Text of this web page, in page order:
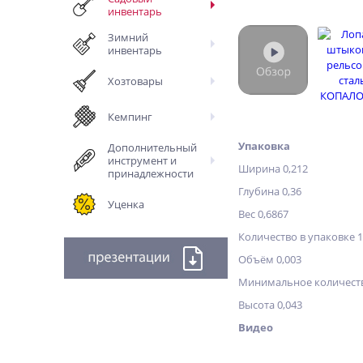
инвентарь
Зимний
инвентарь
Хозтовары
Кемпинг
Дополнительный
инструмент и
принадлежности
Уценка
Упаковка
Ширина 0,212
Глубина 0,36
Вес 0,6867
Количество в упаковке 1
Объём 0,003
Минимальное
Высота 0,043
Видео